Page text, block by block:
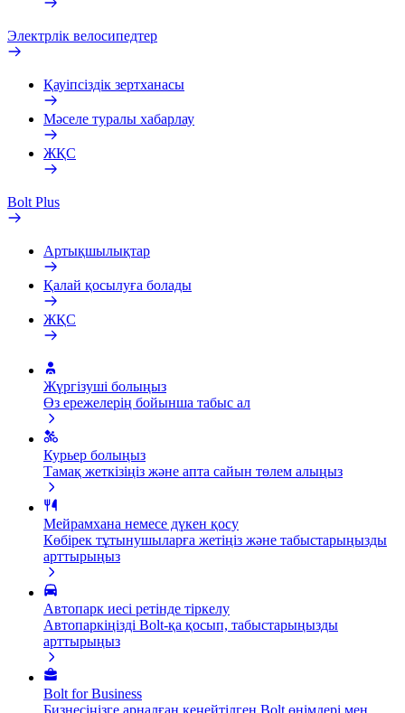
Электрлік велосипедтер
Қауіпсіздік зертханасы
Мәселе туралы хабарлау
ЖҚС
Bolt Plus
Артықшылықтар
Қалай қосылуға болады
ЖҚС
Жүргізуші болыңыз
Өз ережелерің бойынша табыс ал
Курьер болыңыз
Тамақ жеткізіңіз және апта сайын төлем алыңыз
Мейрамхана немесе дүкен қосу
Көбірек тұтынушыларға жетіңіз және табыстарыңызды
арттырыңыз
Автопарк иесі ретінде тіркелу
Автопаркіңізді Bolt-қа қосып, табыстарыңызды
арттырыңыз
Bolt for Business
Бизнесіңізге арналған кеңейтілген Bolt өнімдері мен